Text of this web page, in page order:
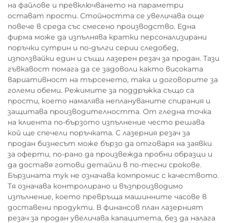
на файлове и превключването на параметри
остават прости. Стойността се увеличава още
повече в среда със смесено производство. Една
фирма може да изпълнява кратки персонализирани
поръчки сутрин и по-дълги серии следобед,
използвайки един и същи лазерен резач за продан. Тази
гъвкавост помага да се задоволи както високата
вариативност на търсенето, така и договорите за
големи обеми. Режимите за поддръжка също са
прости, което намалява неплануваните спирания и
защитава производителността. От гледна точка
на клиента по-бързото изпълнение често решава
кой ще спечели поръчката. С лазерния резач за
продан бизнесът може бързо да отговаря на заявки
за оферти, по-рано да произвежда пробни образци и
да доставя готови детайли в по-тесни срокове.
Бързината тук не означава компромис с качеството.
Тя означава контролирано и възпроизводимо
изпълнение, което превръща машинните часове в
доставени продукти. В финансов план лазерният
резач за продан увеличава капацитета, без да налага